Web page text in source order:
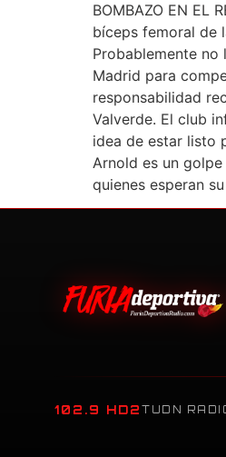
BOMBAZO EN EL
bíceps femoral de
Probablemente no
Madrid para
responsabilidad
Valverde. El club
idea de estar listo
Arnold es un
quienes esperan
102.9 HD2 TUDN